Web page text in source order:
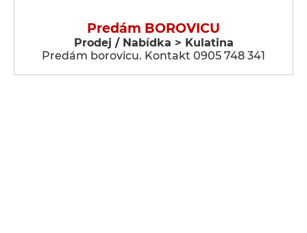
Predám BOROVICU
Prodej / Nabídka > Kulatina
Predám borovicu. Kontakt 0905 748 341